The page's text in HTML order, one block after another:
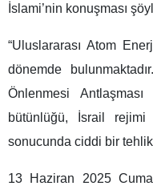
İslami’nin konuşması
“Uluslararası Atom
dönemde
Önlenmesi
bütünlüğü, İsrail rejimi
sonucunda ciddi bir
13 Haziran 2025